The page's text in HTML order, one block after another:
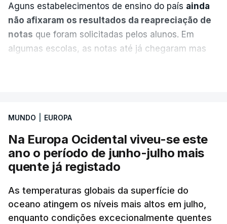
Aguns estabelecimentos de ensino do país ainda
não afixaram os resultados da reapreciação de
notas que foram solicitadas pelos alunos. Em
algumas escolas, as notas até já chegaram mas
tinha chegado o resultado de
exames, mas ainda não tinham sido afixados.
Alguns encarregados de educação e alunos foram
até à escola para ver o resultado mas ainda não
tinha sido divulgado. Alguns pais apontam
incorreções e aguardam a atualização na
plataforma Inovar.
MUNDO EUROPA
Na Europa Ocidental viveu-se este
ano o período de junho-julho mais
quente já registado
As temperaturas globais da superfície do
oceano atingem os níveis mais altos em julho,
enquanto condições excecionalmente quentes